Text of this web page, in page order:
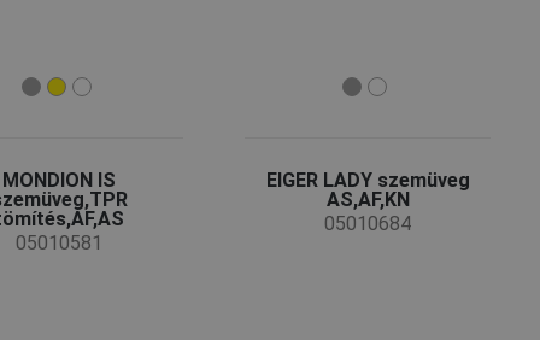
MONDION IS
05010581
EIGER LADY szemüveg
AS,AF,KN
05010684